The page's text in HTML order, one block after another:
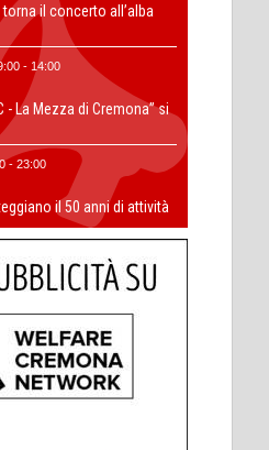
il concerto all’alba
- 14:00
- La Mezza di Cremona” si
- 23:00
il 50 anni di attività